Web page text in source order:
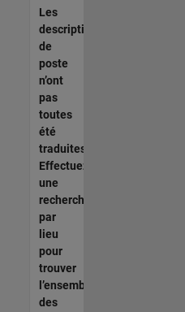
Les
descriptions
de
poste
n’ont
pas
toutes
été
traduites.
Effectuez
une
recherche
par
lieu
pour
trouver
l’ensemble
des